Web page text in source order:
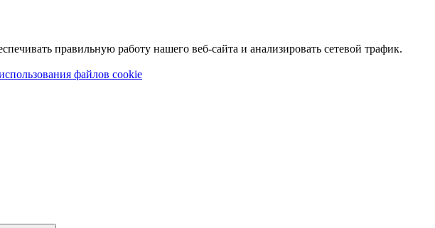
правильную работу нашего веб-сайта и анализировать сетевой трафик.
файлов cookie